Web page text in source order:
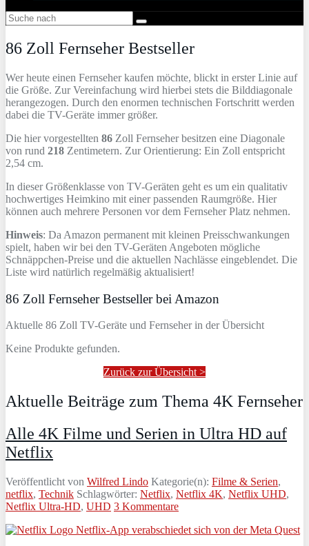
86 Zoll Fernseher Bestseller
Wer heute einen Fernseher kaufen möchte, blickt in erster Linie auf
die Größe. Zur Vereinfachung wird hierbei stets die Bilddiagonale
herangezogen. Durch den enormen technischen Fortschritt werden
dabei die TV-Geräte immer größer.
Die hier vorgestellten 86 Zoll Fernseher besitzen eine Diagonale
von rund 218 Zentimetern. Zur Orientierung: Ein Zoll entspricht
2,54 cm.
In dieser Größenklasse von TV-Geräten geht es um ein qualitativ
hochwertiges Heimkino mit einer passenden Raumgröße. Hier
können auch mehrere Personen vor dem Fernseher Platz nehmen.
Hinweis: Da Amazon permanent mit kleinen Preisschwankungen
spielt, haben wir bei den TV-Geräten Angeboten mögliche
Schnäppchen-Preise und die aktuellen Nachlässe eingeblendet. Die
Liste wird natürlich regelmäßig aktualisiert!
86 Zoll Fernseher Bestseller bei Amazon
Aktuelle 86 Zoll TV-Geräte und Fernseher in der Übersicht
Keine Produkte gefunden.
Zurück zur Übersicht >
Aktuelle Beiträge zum Thema 4K Fernseher
Alle 4K Filme und Serien in Ultra HD auf
Netflix
Veröffentlicht von Wilfred Lindo Kategorie(n): Filme & Serien,
netflix, Technik Schlagwörter: Netflix, Netflix 4K, Netflix UHD,
Netflix Ultra-HD, UHD 3 Kommentare